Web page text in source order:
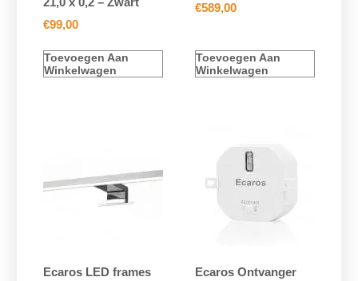
€99,00
Toevoegen Aan
Winkelwagen
€589,00
Toevoegen Aan
Winkelwagen
Ecaros LED frames
Ecaros Ontvanger